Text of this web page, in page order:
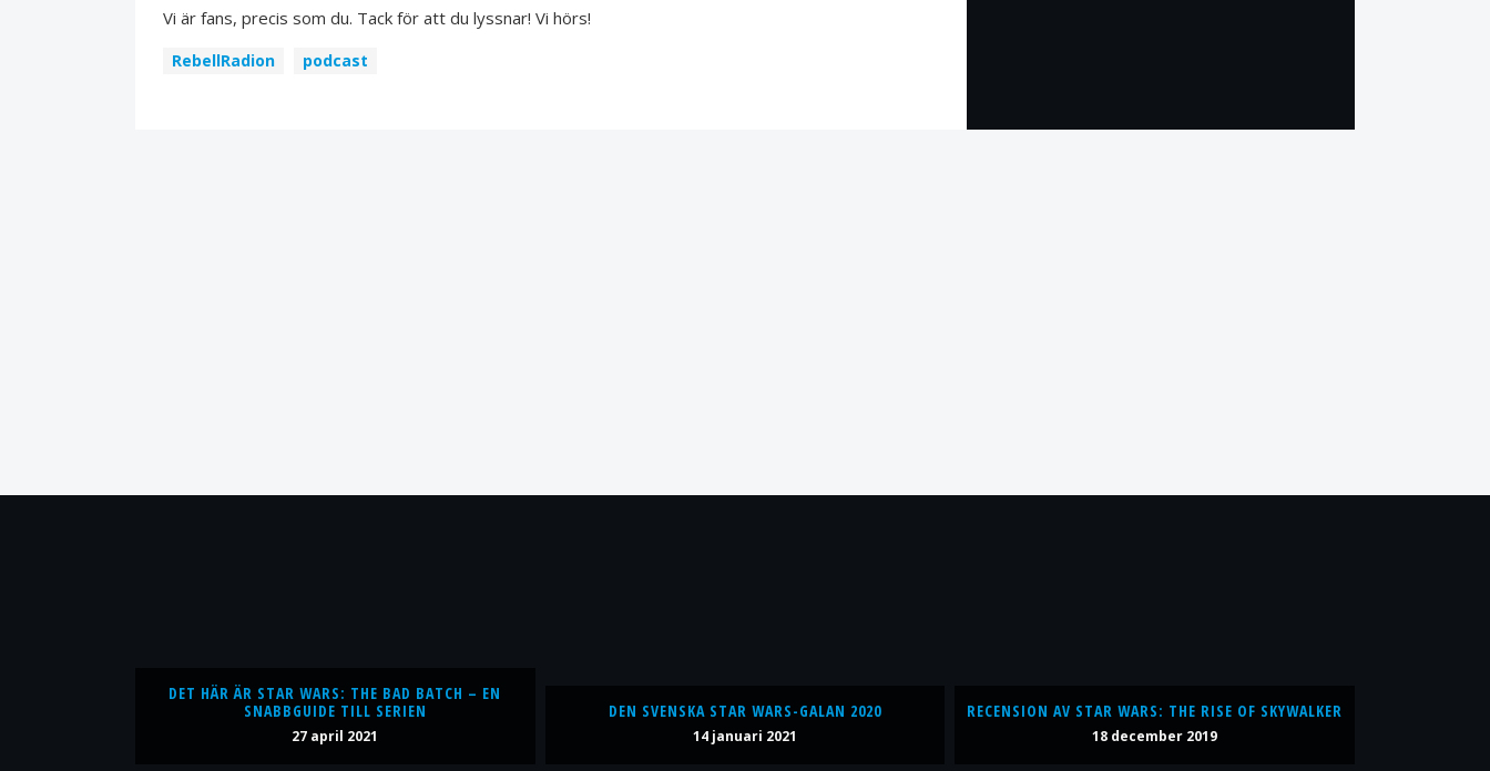
Vi är fans, precis som du. Tack för att du lyssnar! Vi hörs!
RebellRadion podcast
DET HÄR ÄR STAR WARS: THE BAD BATCH – EN
SNABBGUIDE TILL SERIEN
27 april 2021
DEN SVENSKA STAR WARS-GALAN 2020
14 januari 2021
RECENSION AV STAR WARS: THE RISE OF SKYWALKER
18 december 2019